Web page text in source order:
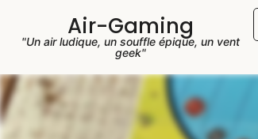
Air-Gaming
"Un air ludique, un souffle épique, un vent
geek"